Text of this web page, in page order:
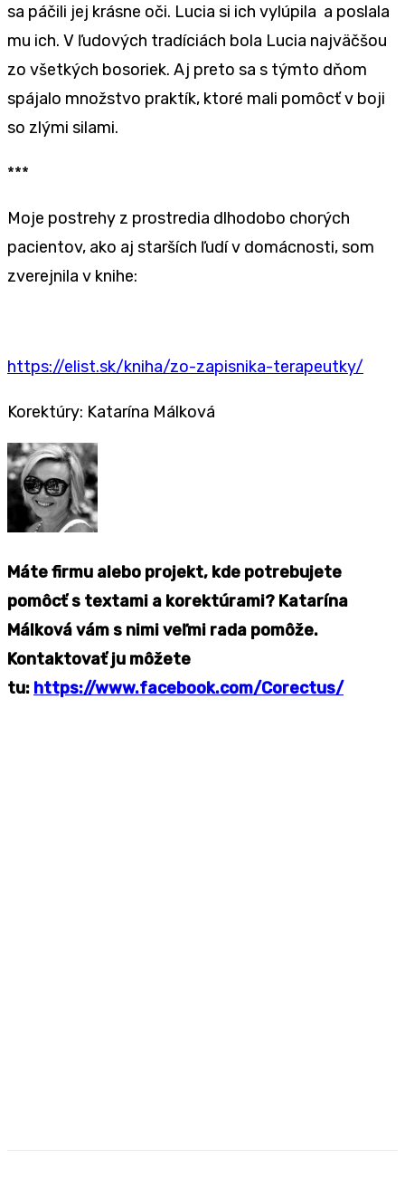
sa páčili jej krásne oči. Lucia si ich vylúpila a poslala
mu ich. V ľudových tradíciách bola Lucia najväčšou
zo všetkých bosoriek. Aj preto sa s týmto dňom
spájalo množstvo praktík, ktoré mali pomôcť v boji
so zlými silami.
***
Moje postrehy z prostredia dlhodobo chorých
pacientov, ako aj starších ľudí v domácnosti, som
zverejnila v knihe:
https://elist.sk/kniha/zo-zapisnika-terapeutky/
Korektúry: Katarína Málková
Máte firmu alebo projekt, kde potrebujete
pomôcť s textami a korektúrami? Katarína
Málková vám s nimi veľmi rada pomôže.
Kontaktovať ju môžete
tu: https://www.facebook.com/Corectus/